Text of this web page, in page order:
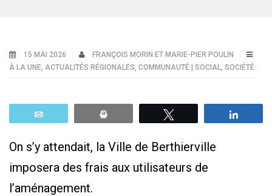
15 MAI 2026
FRANÇOIS MORIN ET MARIE-PIER POULIN
À LA UNE, ACTUALITÉS RÉGIONALES, COMMUNAUTÉ | SOCIAL, SOCIÉTÉ
On s’y attendait, la Ville de Berthierville
imposera des frais aux utilisateurs de
l’aménagement.